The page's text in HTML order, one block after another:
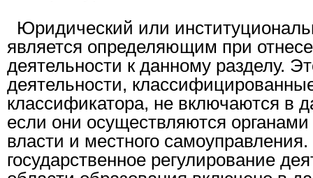
Юридический или
является определяющим при
деятельности к данному разделу.
деятельности,
классификатора, не включаются в
если они осуществляются органами
власти и местного
государственное регулирование